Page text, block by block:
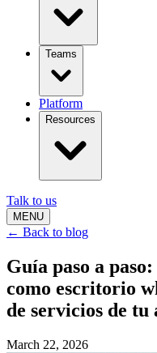
Teams
Platform
Resources
Talk to us
MENU
← Back to blog
Guía paso a
como escritorio
de servicios de tu
March 22, 2026